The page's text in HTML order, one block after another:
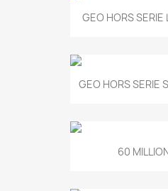
GEO HORS SERIE
GEO HORS SERIE
60